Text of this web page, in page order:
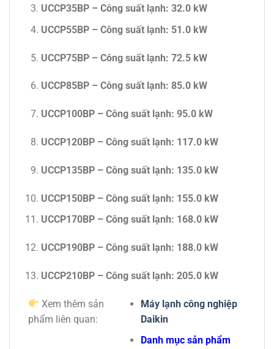
UCCP35BP – Công suất lạnh: 32.0 kW
UCCP55BP – Công suất lạnh: 51.0 kW
UCCP75BP – Công suất lạnh: 72.5 kW
UCCP85BP – Công suất lạnh: 85.0 kW
UCCP100BP – Công suất lạnh: 95.0 kW
UCCP120BP – Công suất lạnh: 117.0 kW
UCCP135BP – Công suất lạnh: 135.0 kW
UCCP150BP – Công suất lạnh: 155.0 kW
UCCP170BP – Công suất lạnh: 168.0 kW
UCCP190BP – Công suất lạnh: 188.0 kW
UCCP210BP – Công suất lạnh: 205.0 kW
Xem thêm sản
phẩm liên quan:
Máy lạnh công nghiệp
Daikin
Danh mục sản phẩm